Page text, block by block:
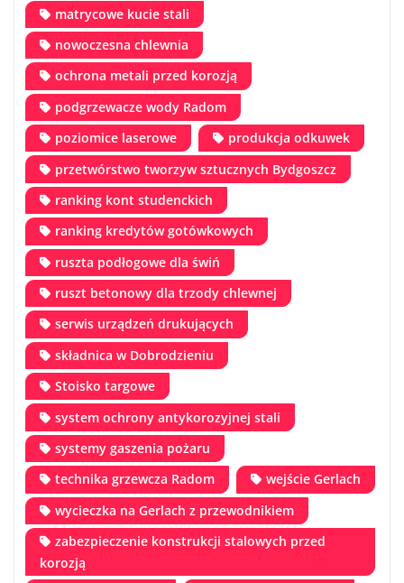
matrycowe kucie stali
nowoczesna chlewnia
ochrona metali przed korozją
podgrzewacze wody Radom
poziomice laserowe
produkcja odkuwek
przetwórstwo tworzyw sztucznych Bydgoszcz
ranking kont studenckich
ranking kredytów gotówkowych
ruszta podłogowe dla świń
ruszt betonowy dla trzody chlewnej
serwis urządzeń drukujących
składnica w Dobrodzieniu
Stoisko targowe
system ochrony antykorozyjnej stali
systemy gaszenia pożaru
technika grzewcza Radom
wejście Gerlach
wycieczka na Gerlach z przewodnikiem
zabezpieczenie konstrukcji stalowych przed
korozją